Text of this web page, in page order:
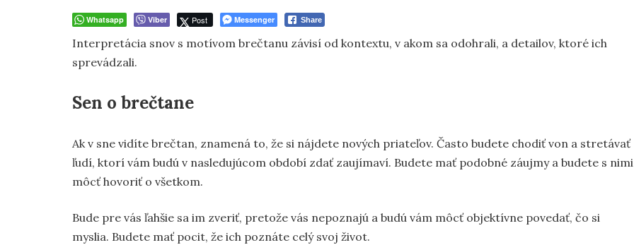
Whatsapp Viber Post Messenger Share
Interpretácia snov s motívom brečtanu závisí od kontextu, v akom sa odohrali, a detailov, ktoré ich
sprevádzali.
Sen o brečtane
Ak v sne vidíte brečtan, znamená to, že si nájdete nových priateľov. Často budete chodiť von a stretávať
ľudí, ktorí vám budú v nasledujúcom období zdať zaujímaví. Budete mať podobné záujmy a budete s nimi
môcť hovoriť o všetkom.
Bude pre vás ľahšie sa im zveriť, pretože vás nepoznajú a budú vám môcť objektívne povedať, čo si
myslia. Budete mať pocit, že ich poznáte celý svoj život.